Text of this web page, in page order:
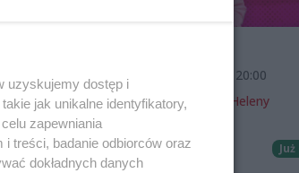
gamba,
7 sierpnia 2026, 20:00
Teatr Letni im. Heleny
Koncerty
uzyskujemy dostęp i
jak unikalne identyfikatory,
zapewniania
treści, badanie odbiorców oraz
dokładnych danych